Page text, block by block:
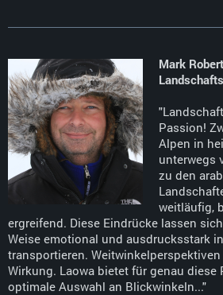
Mark
Passion!
Alpen in
unterwegs
zu den
weitläufig,
ergreifend. Diese Eindrücke lassen
Weise emotional und ausdrucksstark
transportieren.
Wirkung. Laowa bietet für genau diese
optimale Auswahl an Blickwinkeln..."